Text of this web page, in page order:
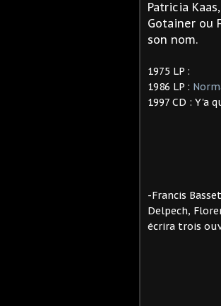
Patricia
Gotainer ou
son nom.
1975 LP :
1986 LP :
1997 CD : Y'a
-Francis
Delpech,
écrira trois